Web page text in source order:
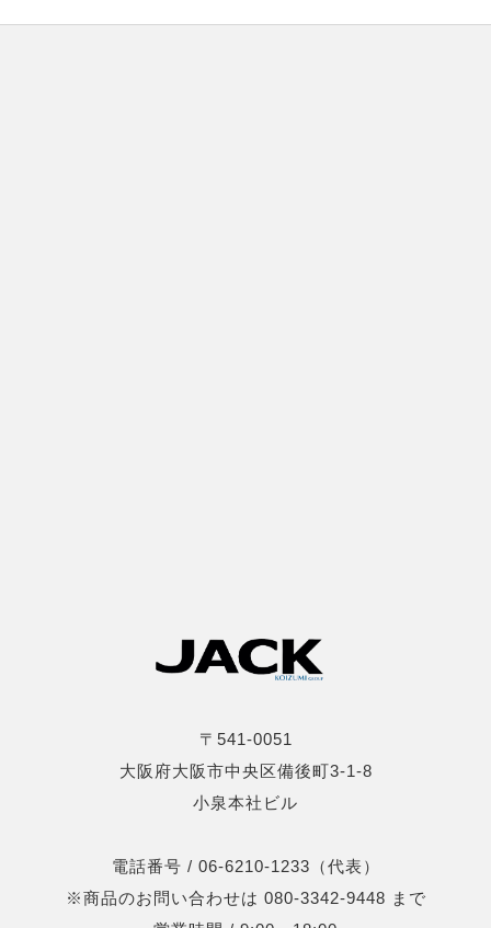
〒541-0051
大阪府大阪市中央区備後町3-1-8
小泉本社ビル
電話番号 / 06-6210-1233（代表）
※商品のお問い合わせは 080-3342-9448 まで